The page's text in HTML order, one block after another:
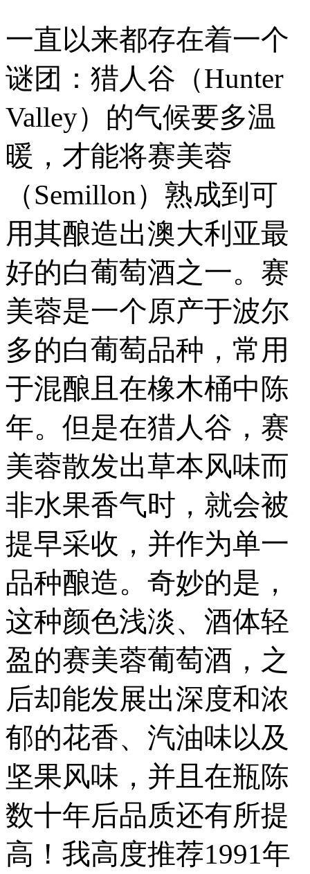
一直以来都存在着一个
谜团：猎人谷（Hunter
Valley）的气候要多温
暖，才能将赛美蓉
（Semillon）熟成到可
用其酿造出澳大利亚最
好的白葡萄酒之一。赛
美蓉是一个原产于波尔
多的白葡萄品种，常用
于混酿且在橡木桶中陈
年。但是在猎人谷，赛
美蓉散发出草本风味而
非水果香气时，就会被
提早采收，并作为单一
品种酿造。奇妙的是，
这种颜色浅淡、酒体轻
盈的赛美蓉葡萄酒，之
后却能发展出深度和浓
郁的花香、汽油味以及
坚果风味，并且在瓶陈
数十年后品质还有所提
高！我高度推荐1991年